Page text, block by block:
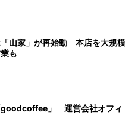
山家」が再始動 本店を大規模
も
goodcoffee」 運営会社オフィ